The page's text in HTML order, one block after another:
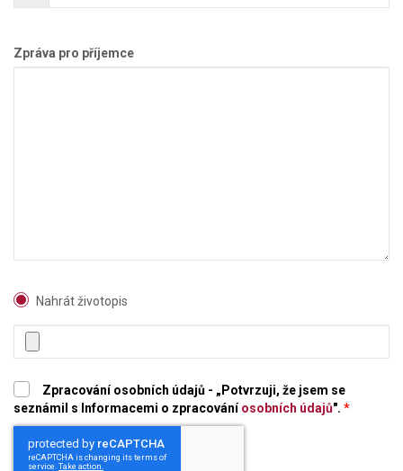
Zpráva pro příjemce
Nahrát životopis
Zpracování osobních údajů - „Potvrzuji, že jsem se
seznámil s Informacemi o zpracováníosobních údajů". *